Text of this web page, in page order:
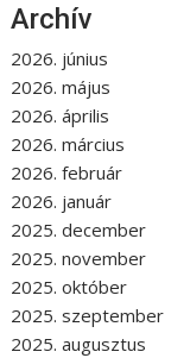
Archív
2026. június
2026. május
2026. április
2026. március
2026. február
2026. január
2025. december
2025. november
2025. október
2025. szeptember
2025. augusztus